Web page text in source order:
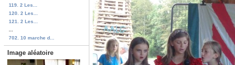
119. 2 Les...
120. 2 Les...
121. 2 Les...
702. 10 marche d...
Image aléatoire